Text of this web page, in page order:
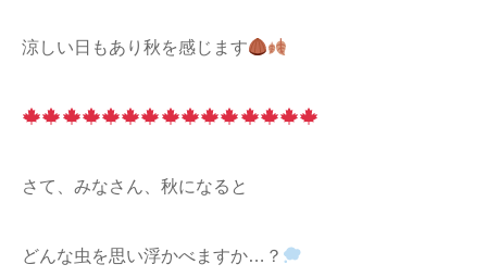
涼しい日もあり秋を感じます
さて、みなさん、秋になると
どんな虫を思い浮かべますか…？